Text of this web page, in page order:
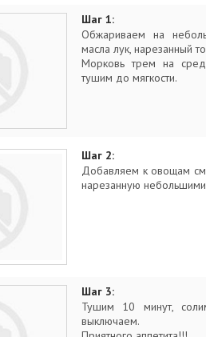
Шаг 1:
Обжариваем на
масла лук, нарезанный
Морковь трем на
тушим до мягкости.
Шаг 2:
Добавляем к овощам
нарезанную
Шаг 3:
Тушим 10 минут,
выключаем.